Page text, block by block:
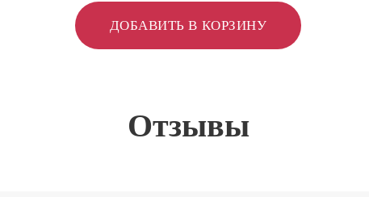
ДОБАВИТЬ В КОРЗИНУ
Отзывы